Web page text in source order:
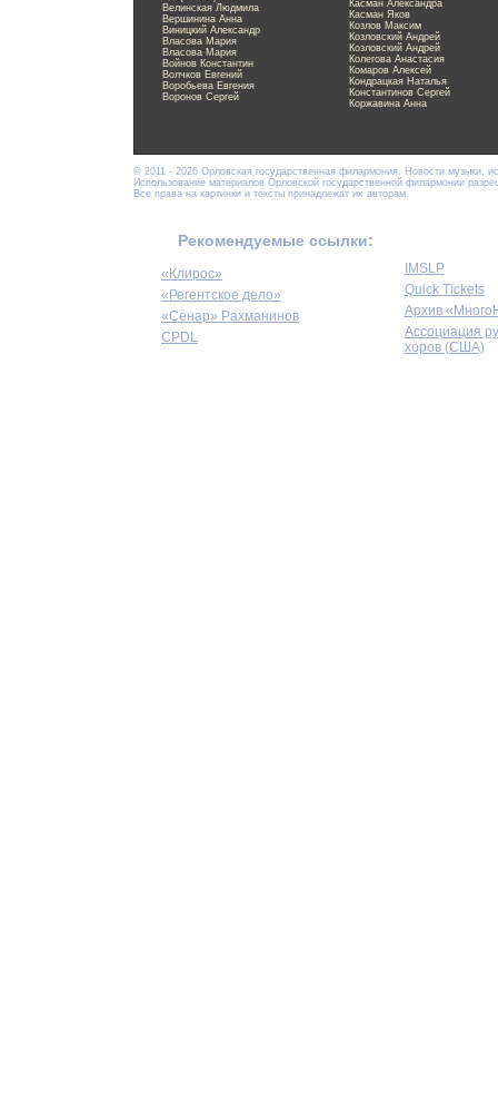
Велинская Людмила
Вершинина Анна
Виницкий Александр
Власова Мария
Власова Мария
Войнов Константин
Волчков Евгений
Воробьева Евгения
Воронов Сергей
Касман Александра
Касман Яков
Козлов Максим
Козловский Андрей
Козловский Андрей
Колегова Анастасия
Комаров Алексей
Кондрацкая Наталья
Константинов Сергей
Коржавина Анна
© 2011 - 2026 Орловская государственная филармония. Новости музыки,
Использование материалов Орловской государственной филармонии
Все права на картинки и тексты принадлежат их авторам.
Рекомендуемые ссылки:
«Клирос»
«Регентское дело»
«Сенар» Рахманинов
CPDL
IMSLP
Quick Tickets
Архив
Ассоциация
хоров (США)